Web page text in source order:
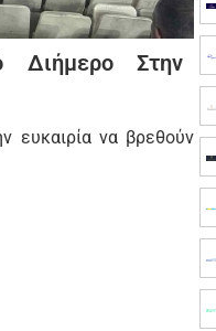
Διήμερο Στην
ευκαιρία να βρεθούν